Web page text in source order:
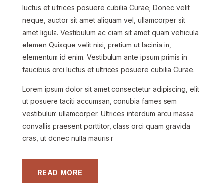
luctus et ultrices posuere cubilia Curae; Donec velit
neque, auctor sit amet aliquam vel, ullamcorper sit
amet ligula. Vestibulum ac diam sit amet quam vehicula
elemen Quisque velit nisi, pretium ut lacinia in,
elementum id enim. Vestibulum ante ipsum primis in
faucibus orci luctus et ultrices posuere cubilia Curae.
Lorem ipsum dolor sit amet consectetur adipiscing, elit
ut posuere taciti accumsan, conubia fames sem
vestibulum ullamcorper. Ultrices interdum arcu massa
convallis praesent porttitor, class orci quam gravida
cras, ut donec nulla mauris r
READ MORE